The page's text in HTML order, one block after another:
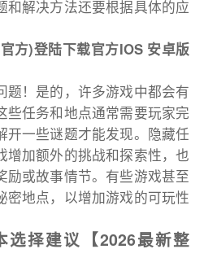
和解决方法还要根据具体的应
方)登陆下载官方IOS 安卓版
题！是的，许多游戏中都会有
些任务和地点通常需要玩家完
开一些谜题才能发现。隐藏任
增加额外的挑战和探索性，也
励或故事情节。有些游戏甚至
密地点，以增加游戏的可玩性
选择建议【2026最新整